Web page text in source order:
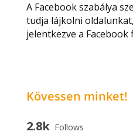
A Facebook szabálya
tudja lájkolni
jelentkezve a Facebook
Kövessen minket!
2.8k Follows